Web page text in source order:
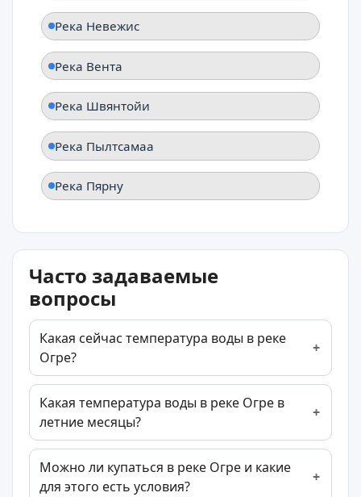
Река Невежис
Река Вента
Река Швянтойи
Река Пылтсамаа
Река Пярну
Часто задаваемые
вопросы
Какая сейчас температура воды в реке
Огре?
Какая температура воды в реке Огре в
летние месяцы?
Можно ли купаться в реке Огре и какие
для этого есть условия?